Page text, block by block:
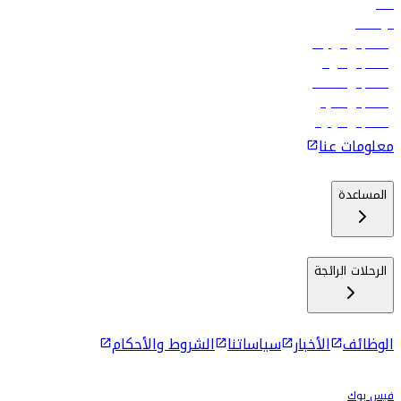
فنادق
الوظائف
رحلات إلى تبيليسي
رحلات إلى الرياض
رحلات إلى مسقط
رحلات إلى ماليه
رحلات إلى كولومبو
معلومات عنا
المساعدة
الرحلات الرائجة
الوظائف الأخبار سياساتنا الشروط والأحكام
فيس بوك